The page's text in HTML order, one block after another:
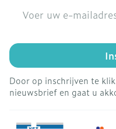
Door op inschrijven te
nieuwsbrief en gaat u